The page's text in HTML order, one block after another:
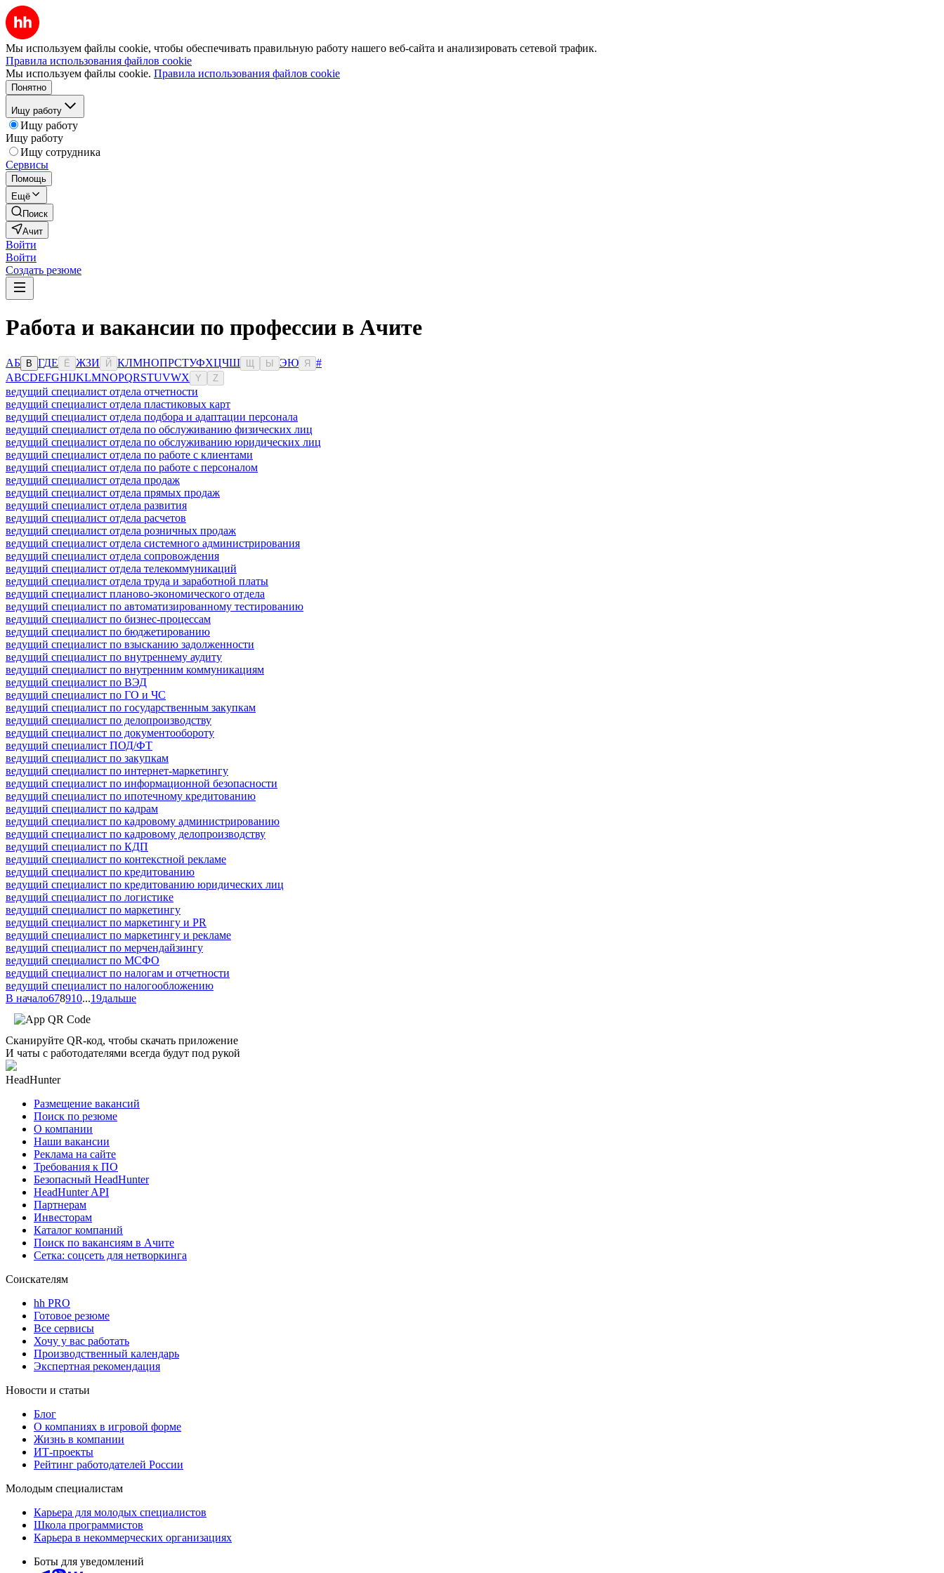
Мы используем файлы cookie, чтобы обеспечивать правильную работу нашего веб-сайта и анализировать сетевой трафик.
Правила использования файлов cookie
Мы используем файлы cookie. Правила использования файлов cookie
Понятно
Ищу работу
Ищу работу
Ищу работу
Ищу сотрудника
Сервисы
Помощь
Ещё
Поиск
Ачит
Войти
Войти
Создать резюме
Работа и вакансии по профессии в Ачите
АБ В ГДЕ Ё ЖЗИ Й КЛМНОПРСТУФХЦЧШ Ы ЭЮ Я
#
ABCDEFGHIJKLMNOPQRSTUVWX Y Z
ведущий специалист отдела отчетности
ведущий специалист отдела пластиковых карт
ведущий специалист отдела подбора и адаптации персонала
ведущий специалист отдела по обслуживанию физических лиц
ведущий специалист отдела по обслуживанию юридических лиц
ведущий специалист отдела по работе с клиентами
ведущий специалист отдела по работе с персоналом
ведущий специалист отдела продаж
ведущий специалист отдела прямых продаж
ведущий специалист отдела развития
ведущий специалист отдела расчетов
ведущий специалист отдела розничных продаж
ведущий специалист отдела системного администрирования
ведущий специалист отдела сопровождения
ведущий специалист отдела телекоммуникаций
ведущий специалист отдела труда и заработной платы
ведущий специалист планово-экономического отдела
ведущий специалист по автоматизированному тестированию
ведущий специалист по бизнес-процессам
ведущий специалист по бюджетированию
ведущий специалист по взысканию задолженности
ведущий специалист по внутреннему аудиту
ведущий специалист по внутренним коммуникациям
ведущий специалист по ВЭД
ведущий специалист по ГО и ЧС
ведущий специалист по государственным закупкам
ведущий специалист по делопроизводству
ведущий специалист по документообороту
ведущий специалист ПОД/ФТ
ведущий специалист по закупкам
ведущий специалист по интернет-маркетингу
ведущий специалист по информационной безопасности
ведущий специалист по ипотечному кредитованию
ведущий специалист по кадрам
ведущий специалист по кадровому администрированию
ведущий специалист по кадровому делопроизводству
ведущий специалист по КДП
ведущий специалист по контекстной рекламе
ведущий специалист по кредитованию
ведущий специалист по кредитованию юридических лиц
ведущий специалист по логистике
ведущий специалист по маркетингу
ведущий специалист по маркетингу и PR
ведущий специалист по маркетингу и рекламе
ведущий специалист по мерчендайзингу
ведущий специалист по МСФО
ведущий специалист по налогам и отчетности
ведущий специалист по налогообложению
В начало678910...19дальше
Сканируйте QR-код, чтобы скачать приложение
И чаты с работодателями всегда будут под рукой
HeadHunter
Размещение вакансий
Поиск по резюме
О компании
Наши вакансии
Реклама на сайте
Требования к ПО
Безопасный HeadHunter
HeadHunter API
Партнерам
Инвесторам
Каталог компаний
Поиск по вакансиям в Ачите
Сетка: соцсеть для нетворкинга
Соискателям
hh PRO
Готовое резюме
Все сервисы
Хочу у вас работать
Производственный календарь
Экспертная рекомендация
Новости и статьи
Блог
О компаниях в игровой форме
Жизнь в компании
ИТ-проекты
Рейтинг работодателей России
Молодым специалистам
Карьера для молодых специалистов
Школа программистов
Карьера в некоммерческих организациях
Боты для уведомлений